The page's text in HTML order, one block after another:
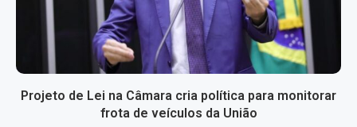
Projeto de Lei na Câmara cria política para monitorar
frota de veículos da União